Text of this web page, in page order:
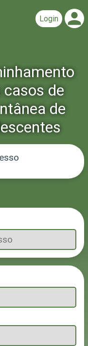
person
de
de